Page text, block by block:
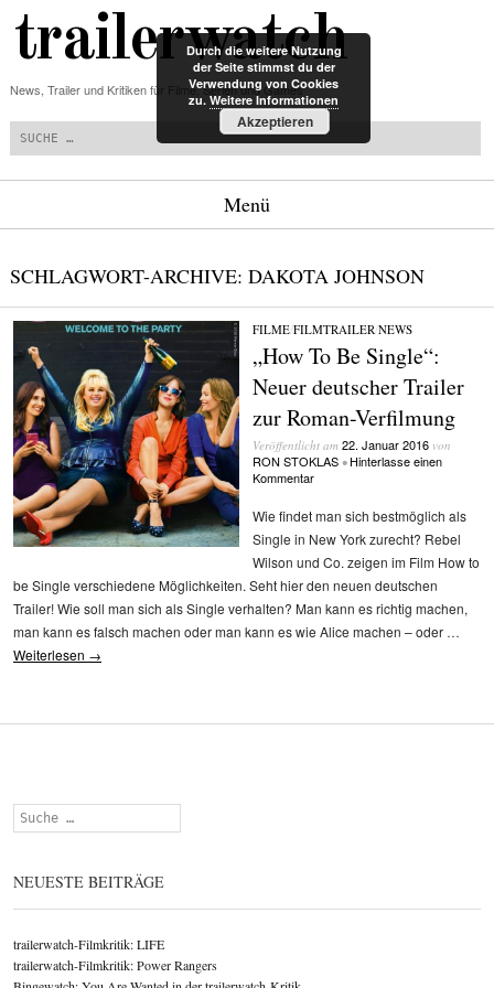
trailerwatch
News, Trailer und Kritiken für Filme, Serien und Games
Menü
SCHLAGWORT-ARCHIVE: DAKOTA JOHNSON
FILME/FILMTRAILER/NEWS
„How To Be Single“:
Neuer deutscher Trailer
zur Roman-Verfilmung
Veröffentlicht am 22. Januar 2016von
RON STOKLAS • Hinterlasse einen
Kommentar
Wie findet man sich bestmöglich als
Single in New York zurecht? Rebel
Wilson und Co. zeigen im Film How to
be Single verschiedene Möglichkeiten. Seht hier den neuen deutschen
Trailer! Wie soll man sich als Single verhalten? Man kann es richtig machen,
man kann es falsch machen oder man kann es wie Alice machen – oder …
Weiterlesen →
Suchen
NEUESTE BEITRÄGE
trailerwatch-Filmkritik: LIFE
trailerwatch-Filmkritik: Power Rangers
Durch die weitere Nutzung
der Seite stimmst du der
Verwendung von Cookies
zu. Weitere Informationen
Akzeptieren